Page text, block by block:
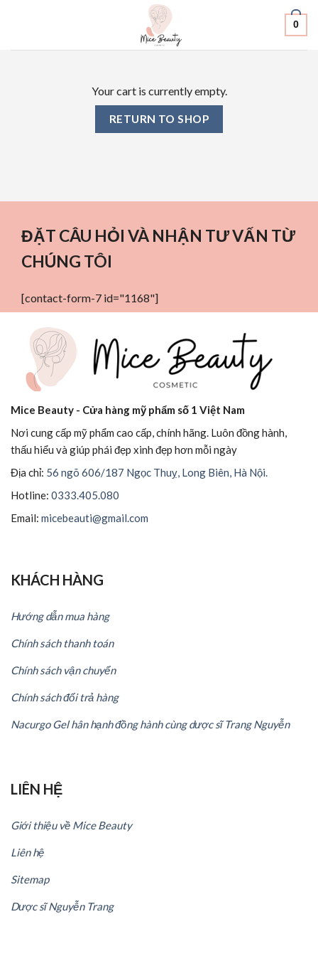
0
Your cart is currently empty.
RETURN TO SHOP
ĐẶT CÂU HỎI VÀ NHẬN TƯ VẤN TỪ
CHÚNG TÔI
[contact-form-7 id="1168"]
Mice Beauty - Cửa hàng mỹ phẩm số 1 Việt Nam
Nơi cung cấp mỹ phẩm cao cấp, chính hãng. Luôn đồng hành,
thấu hiểu và giúp phái đẹp xinh đẹp hơn mỗi ngày
Địa chỉ: 56 ngõ 606/187 Ngọc Thuỵ, Long Biên, Hà Nội.
Hotline: 0333.405.080
Email: micebeauti@gmail.com
KHÁCH HÀNG
Hướng dẫn mua hàng
Chính sách thanh toán
Chính sách vận chuyển
Chính sách đổi trả hàng
Nacurgo Gel hân hạnh đồng hành cùng dược sĩ Trang Nguyễn
LIÊN HỆ
Giới thiệu về Mice Beauty
Liên hệ
Sitemap
Dược sĩ Nguyễn Trang